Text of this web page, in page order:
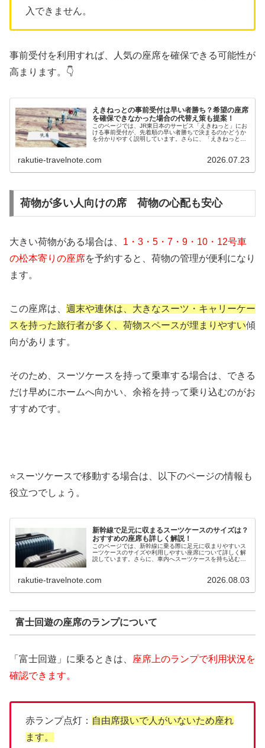
入できません。
事前受付を利用すれば、人気の座席を確保できる可能性が
高まります。👇
えきねっとの事前受付は早い者勝ち？希望の座席
を確保できなかった場合の代替え策も提案！
このページでは、JR東日本のサービス「えきねっと」にお
ける事前受付が、先着順の早い者勝ちで決まるのかどうか
を分かりやすく説明しています。さらに、「えきねっと」
の事前受付を活用してみたい方に役立つ内容となっていま
す。
rakutie-travelnote.com 2026.07.23
荷物が多い人向けの席 荷物の心配も安心
大きい荷物がある場合は、 1・3・5・7・9・10・12号車
の松本寄りの座席を予約すると、荷物の管理が便利になり
ます。
この座席は、 週末や連休は、大きなスーツ・キャリーケー
スを持った旅行者が多く、荷物スペースが埋まりやすい傾
向があります。
そのため、スーツケースを持って乗車する場合は、できる
だけ早めにホームへ向かい、余裕を持って乗り込むのがお
すすめです。
⭐スーツケースで移動する場合は、以下のページの情報も
役立つでしょう。
新幹線で足元に収まるスーツケースのサイズは？
おすすめの座席も詳しく解説！
このページでは、新幹線に乗る際に足元に収まりやすいス
ーツケースのサイズや利用しやすい座席について詳しく解
説しています。さらに、車内へスーツケースを持ち込むと
したい」という方に役立つ内容になっています。
rakutie-travelnote.com 2026.08.03
富士回遊の座席のランプについて
「富士回遊」に乗るときは、
座席上のランプで利用状況を
確認できます。
赤ランプ点灯： 自由席扱いで人がいないため座れ
ます。